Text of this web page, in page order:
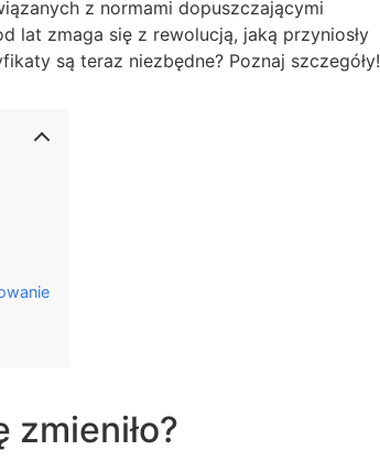
z normami dopuszczającymi
lat zmaga się z rewolucją, jaką przyniosły
są teraz niezbędne? Poznaj szczegóły!
zmieniło?